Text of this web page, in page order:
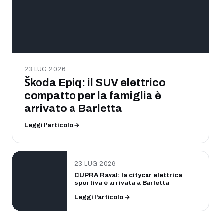
23 LUG 2026
Škoda Epiq: il SUV elettrico
compatto per la famiglia è
arrivato a Barletta
Leggi l'articolo →
23 LUG 2026
CUPRA Raval: la citycar elettrica
sportiva è arrivata a Barletta
Leggi l'articolo →